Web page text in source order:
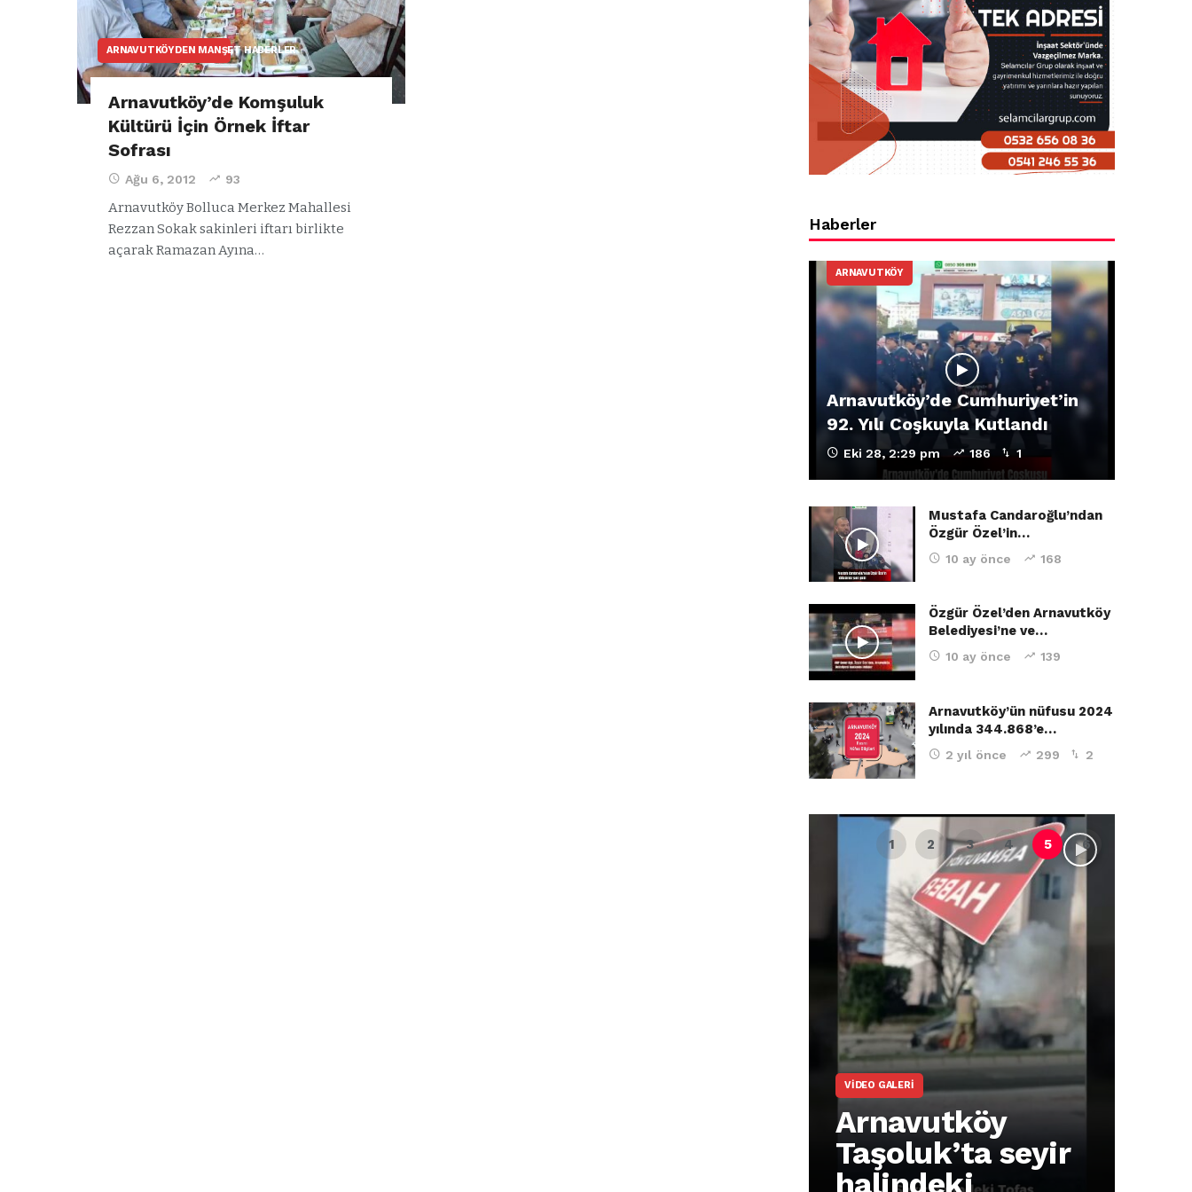
ARNAVUTKÖYDEN MANŞET HABERLER
Arnavutköy’de Komşuluk
Kültürü İçin Örnek İftar
Sofrası
Ağu 6, 2012 93
Arnavutköy Bolluca Merkez Mahallesi
Rezzan Sokak sakinleri iftarı birlikte
açarak Ramazan Ayına…
Haberler
ARNAVUTKÖY
Arnavutköy’de Cumhuriyet’in
92. Yılı Coşkuyla Kutlandı
Eki 28, 2:29 pm 186 1
Mustafa Candaroğlu’ndan
Özgür Özel’in…
10 ay önce 168
Özgür Özel’den Arnavutköy
Belediyesi’ne ve…
10 ay önce 139
Arnavutköy’ün nüfusu 2024
yılında 344.868’e…
2 yıl önce 299 2
VIDEO GALERI
Arnavutköy
Taşoluk’ta seyir
halindeki